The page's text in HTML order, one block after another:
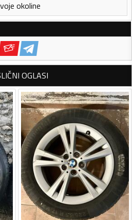
okoline
OGLASI